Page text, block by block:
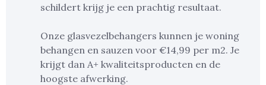
schildert krijg je een prachtig resultaat.
Onze glasvezelbehangers kunnen je woning
behangen en sauzen voor €14,99 per m2. Je
krijgt dan A+ kwaliteitsproducten en de
hoogste afwerking.